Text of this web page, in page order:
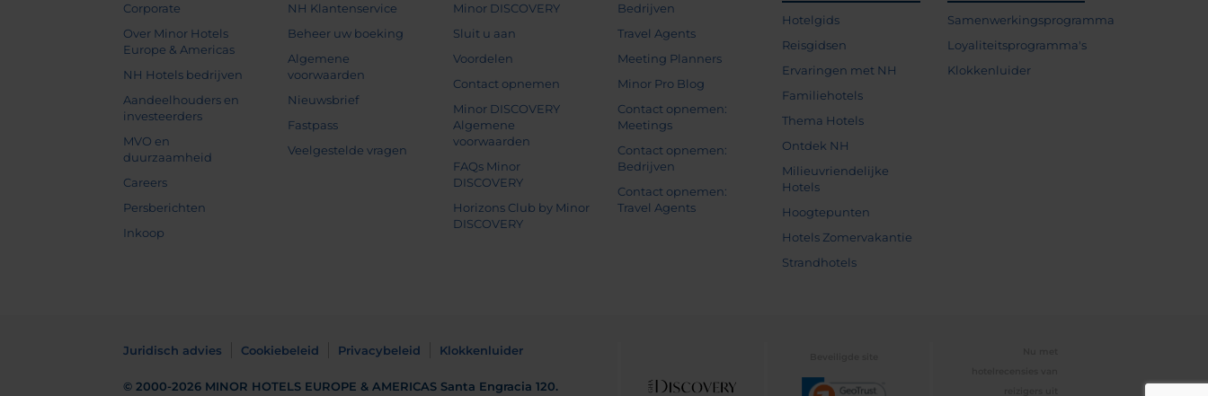
Corporate
Over Minor Hotels
Europe & Americas
NH Hotels bedrijven
Aandeelhouders en
investeerders
MVO en
duurzaamheid
Careers
Persberichten
Inkoop
NH Klantenservice
Beheer uw boeking
Algemene
voorwaarden
Nieuwsbrief
Fastpass
Veelgestelde vragen
Minor DISCOVERY
Sluit u aan
Voordelen
Contact opnemen
Minor DISCOVERY
Algemene
voorwaarden
FAQs Minor
DISCOVERY
Horizons Club by Minor
DISCOVERY
Bedrijven
Travel Agents
Meeting Planners
Minor Pro Blog
Contact opnemen:
Meetings
Contact opnemen:
Bedrijven
Contact opnemen:
Travel Agents
Hotelgids
Reisgidsen
Ervaringen met NH
Familiehotels
Thema Hotels
Ontdek NH
Milieuvriendelijke
Hotels
Hoogtepunten
Hotels Zomervakantie
Strandhotels
Samenwerkingsprogramma
Loyaliteitsprogramma's
Klokkenluider
Juridisch advies Cookiebeleid Privacybeleid Klokkenluider
© 2000-2026 MINOR HOTELS EUROPE & AMERICAS Santa Engracia 120.